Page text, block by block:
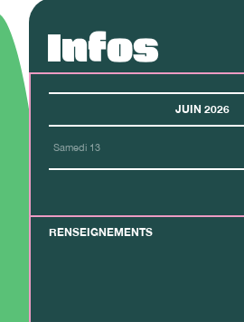
Infos
JUIN 2026
Samedi 13
RENSEIGNEMENTS